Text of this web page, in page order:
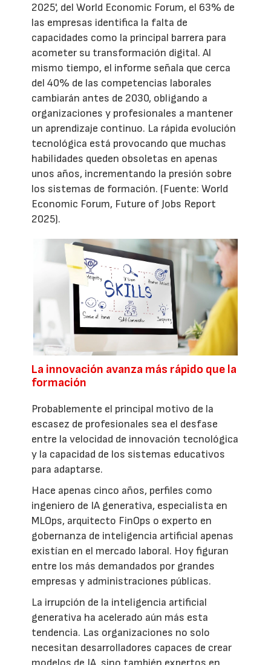
2025', del World Economic Forum, el 63% de
las empresas identifica la falta de
capacidades como la principal barrera para
acometer su transformación digital. Al
mismo tiempo, el informe señala que cerca
del 40% de las competencias laborales
cambiarán antes de 2030, obligando a
organizaciones y profesionales a mantener
un aprendizaje continuo. La rápida evolución
tecnológica está provocando que muchas
habilidades queden obsoletas en apenas
unos años, incrementando la presión sobre
los sistemas de formación. (Fuente: World
Economic Forum, Future of Jobs Report
2025).
La innovación avanza más rápido que la
formación
Probablemente el principal motivo de la
escasez de profesionales sea el desfase
entre la velocidad de innovación tecnológica
y la capacidad de los sistemas educativos
para adaptarse.
Hace apenas cinco años, perfiles como
ingeniero de IA generativa, especialista en
MLOps, arquitecto FinOps o experto en
gobernanza de inteligencia artificial apenas
existían en el mercado laboral. Hoy figuran
entre los más demandados por grandes
empresas y administraciones públicas.
La irrupción de la inteligencia artificial
generativa ha acelerado aún más esta
tendencia. Las organizaciones no solo
necesitan desarrolladores capaces de crear